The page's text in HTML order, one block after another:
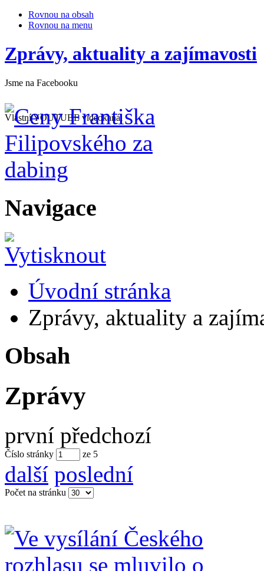
Rovnou na obsah
Rovnou na menu
Zprávy, aktuality a zajímavosti
Jsme na Facebooku
Vlastní YOUTUBE videokanál
Navigace
Úvodní stránka
Zprávy, aktuality a
Obsah
Zprávy
první předchozí
Číslo stránky ze 5
další poslední
Počet na stránku